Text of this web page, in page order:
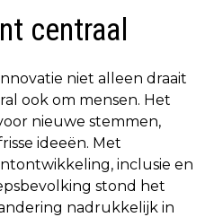
centraal
niet alleen draait
ook om mensen. Het
nieuwe stemmen,
ideeën. Met
inclusie en
stond het
nadrukkelijk in